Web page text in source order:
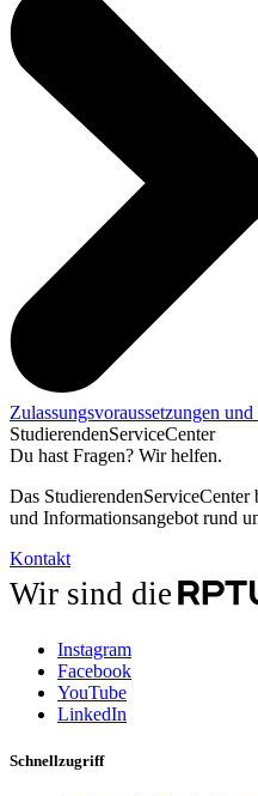
Zulassungsvoraussetzungen
StudierendenServiceCenter
Du hast Fragen? Wir helfen.
Das StudierendenServiceCenter
und Informationsangebot rund
Kontakt
Wir sind die
Instagram
Facebook
YouTube
LinkedIn
Schnellzugriff